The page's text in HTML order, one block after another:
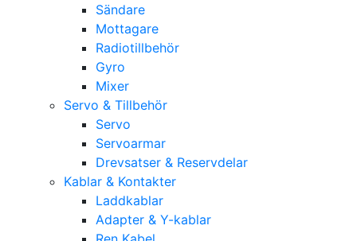
Sändare
Mottagare
Radiotillbehör
Gyro
Mixer
Servo & Tillbehör
Servo
Servoarmar
Drevsatser & Reservdelar
Kablar & Kontakter
Laddkablar
Adapter & Y-kablar